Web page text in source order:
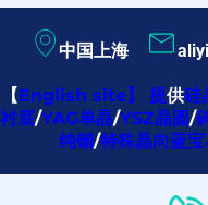
内
容
中国上海
【English site】提供硅
衬底/YAG单晶/YSZ晶圆/
纯铟/特殊晶向蓝